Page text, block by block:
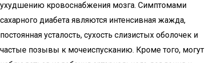
ухудшению кровоснабжения мозга. Симптомами
сахарного диабета являются интенсивная жажда,
постоянная усталость, сухость слизистых оболочек и
частые позывы к мочеиспусканию. Кроме того, могут